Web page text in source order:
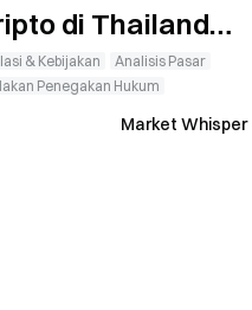
di Thailand
modal
& Kebijakan
Analisis Pasar
Penegakan Hukum
Market Whisper